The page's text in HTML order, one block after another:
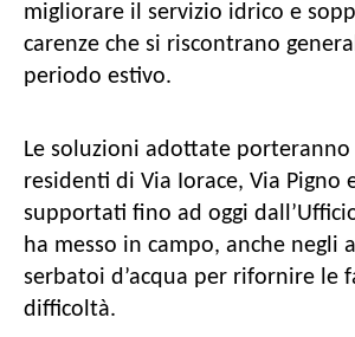
migliorare il servizio idrico e
carenze che si riscontrano
periodo estivo.
Le soluzioni adottate porteranno
residenti di Via Iorace, Via Pigno
supportati fino ad oggi
ha messo in campo, anche negli
serbatoi d’acqua per rifornire le
difficoltà.